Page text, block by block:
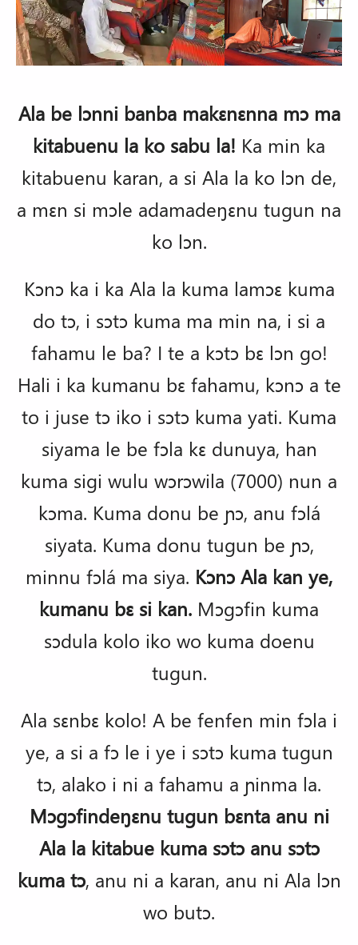
Ala be lɔnni banba makɛnɛnna mɔ ma
kitabuenu la ko sabu la! Ka min ka
kitabuenu karan, a si Ala la ko lɔn de,
a mɛn si mɔle adamadeŋɛnu tugun na
ko lɔn.
Kɔnɔ ka i ka Ala la kuma lamɔɛ kuma
do tɔ, i sɔtɔ kuma ma min na, i si a
fahamu le ba? I te a kɔtɔ bɛ lɔn go!
Hali i ka kumanu bɛ fahamu, kɔnɔ a te
to i juse tɔ iko i sɔtɔ kuma yati. Kuma
siyama le be fɔla kɛ dunuya, han
kuma sigi wulu wɔrɔwila (7000) nun a
kɔma. Kuma donu be ɲɔ, anu fɔlá
siyata. Kuma donu tugun be ɲɔ,
minnu fɔlá ma siya. Kɔnɔ Ala kan ye,
kumanu bɛ si kan. Mɔgɔfin kuma
sɔdula kolo iko wo kuma doenu
tugun.
Ala sɛnbɛ kolo! A be fenfen min fɔla i
ye, a si a fɔ le i ye i sɔtɔ kuma tugun
tɔ, alako i ni a fahamu a ɲinma la.
Mɔgɔfindeŋɛnu tugun bɛnta anu ni
Ala la kitabue kuma sɔtɔ anu sɔtɔ
kuma tɔ, anu ni a karan, anu ni Ala lɔn
wo butɔ.